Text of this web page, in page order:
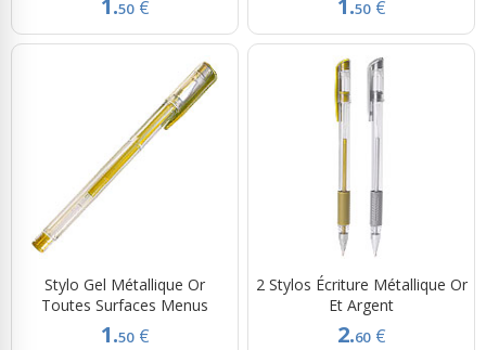
50 € 50 €
Stylo Gel Métallique Or
Toutes Surfaces Menus
1.50 €
2 Stylos Écriture Métallique Or
Et Argent
2.60 €